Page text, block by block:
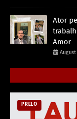
Ator
Amor
August
PRELO